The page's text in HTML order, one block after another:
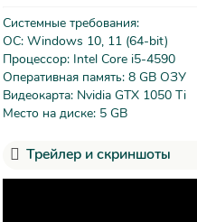
Системные требования:
ОС: Windows 10, 11 (64-bit)
Процессор: Intel Core i5-4590
Оперативная память: 8 GB ОЗУ
Видеокарта: Nvidia GTX 1050 Ti
Место на диске: 5 GB
Трейлер и скриншоты